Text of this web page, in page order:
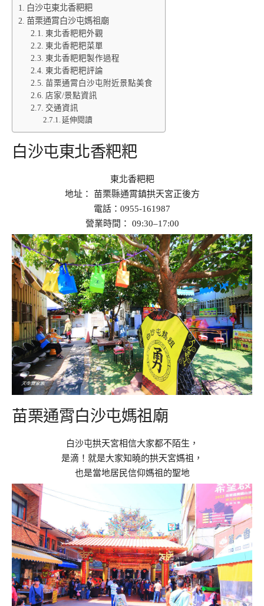
白沙屯東北香粑粑
苗栗通霄白沙屯媽祖廟
東北香粑粑外觀
東北香粑粑菜單
東北香粑粑製作過程
東北香粑粑評論
苗栗通霄白沙屯附近景點美食
店家/景點資訊
交通資訊
延伸閱讀
白沙屯東北香粑粑
東北香粑粑
地址： 苗栗縣通霄鎮拱天宮正後方
電話：0955-161987
營業時間： 09:30–17:00
苗栗通霄白沙屯媽祖廟
白沙屯拱天宮相信大家都不陌生，
是滴！就是大家知曉的拱天宮媽祖，
也是當地居民信仰媽祖的聖地